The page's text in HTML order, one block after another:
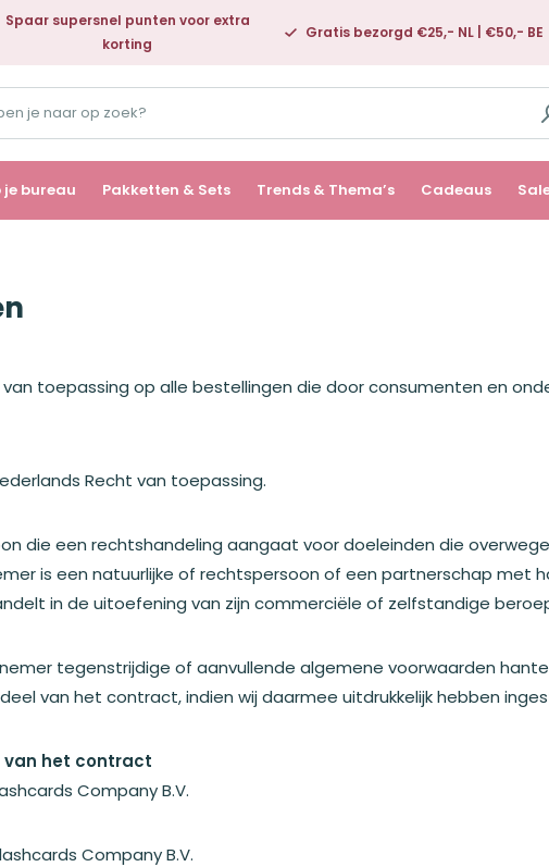
Spaar supersnel punten voor extra
korting
Gratis bezorgd €25,- NL | €50,- BE
je bureau Pakketten & Sets Trends & Thema’s Cadeaus
toepassing op alle bestellingen die door consumenten en
Recht van toepassing.
die een rechtshandeling aangaat voor doeleinden die
is een natuurlijke of rechtspersoon of een partnerschap met
in de uitoefening van zijn commerciële of zelfstandige
tegenstrijdige of aanvullende algemene voorwaarden
van het contract, indien wij daarmee uitdrukkelijk hebben
van het contract
Company B.V.
Company B.V.